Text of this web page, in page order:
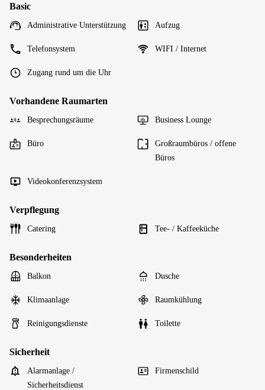
Basic
Administrative Unterstützung Aufzug
Telefonsystem WIFI / Internet
Zugang rund um die Uhr
Vorhandene Raumarten
Besprechungsräume Business Lounge
Büro
Großraumbüros / offene
Büros
Videokonferenzsystem
Verpflegung
Catering Tee- / Kaffeeküche
Besonderheiten
Balkon Dusche
Klimaanlage Raumkühlung
Reinigungsdienste Toilette
Sicherheit
Alarmanlage /
Sicherheitsdienst
Firmenschild